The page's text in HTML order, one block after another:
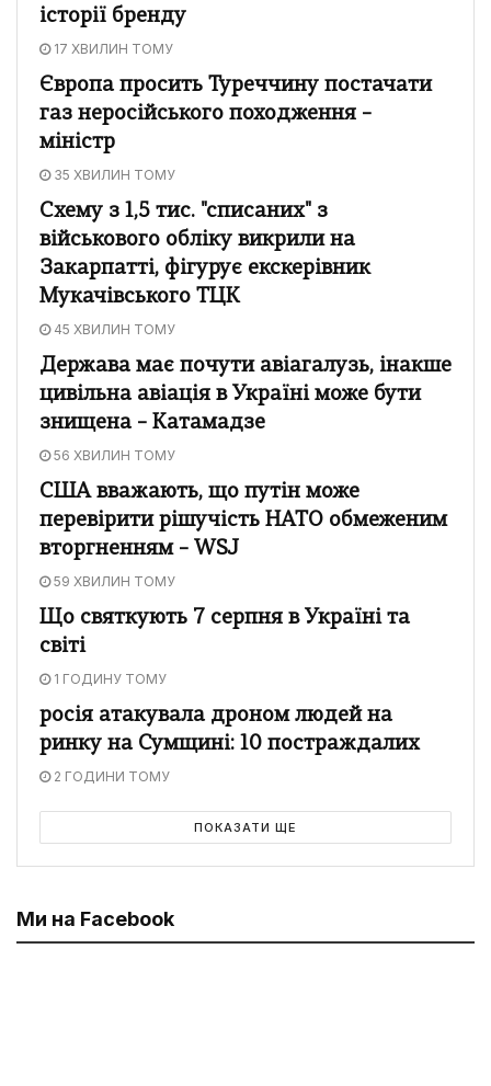
історії бренду
17 ХВИЛИН ТОМУ
Європа просить Туреччину постачати
газ неросійського походження –
міністр
35 ХВИЛИН ТОМУ
Схему з 1,5 тис. "списаних" з
військового обліку викрили на
Закарпатті, фігурує екскерівник
Мукачівського ТЦК
45 ХВИЛИН ТОМУ
Держава має почути авіагалузь, інакше
цивільна авіація в Україні може бути
знищена – Катамадзе
56 ХВИЛИН ТОМУ
США вважають, що путін може
перевірити рішучість НАТО обмеженим
вторгненням – WSJ
59 ХВИЛИН ТОМУ
Що святкують 7 серпня в Україні та
світі
1 ГОДИНУ ТОМУ
росія атакувала дроном людей на
ринку на Сумщині: 10 постраждалих
2 ГОДИНИ ТОМУ
ПОКАЗАТИ ЩЕ
Ми на Facebook